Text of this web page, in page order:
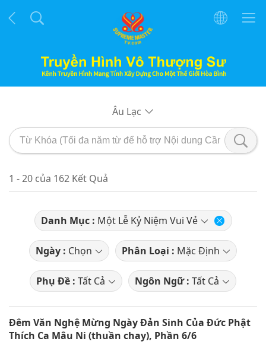
Âu Lạc
1 - 20 của 162 Kết Quả
Danh Mục : Một Lễ Kỷ Niệm Vui Vẻ
Ngày : Chọn Phân Loại : Mặc Định
Phụ Đề : Tất Cả Ngôn Ngữ : Tất Cả
Đêm Văn Nghệ Mừng Ngày Đản Sinh Của Đức Phật
Thích Ca Mâu Ni (thuần chay), Phần 6/6